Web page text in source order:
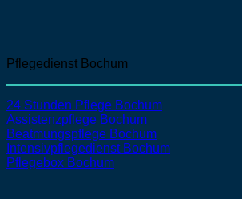
Pflegedienst Bochum
24 Stunden Pflege Bochum
Assistenzpflege Bochum
Beatmungspflege Bochum
Intensivpflegedienst Bochum
Pflegebox Bochum